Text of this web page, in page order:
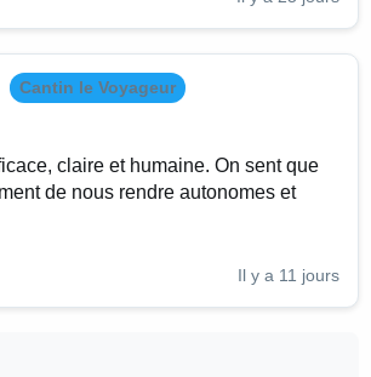
Cantin le Voyageur
claire et humaine. On sent que
de nous rendre autonomes et
Il y a 11 jours